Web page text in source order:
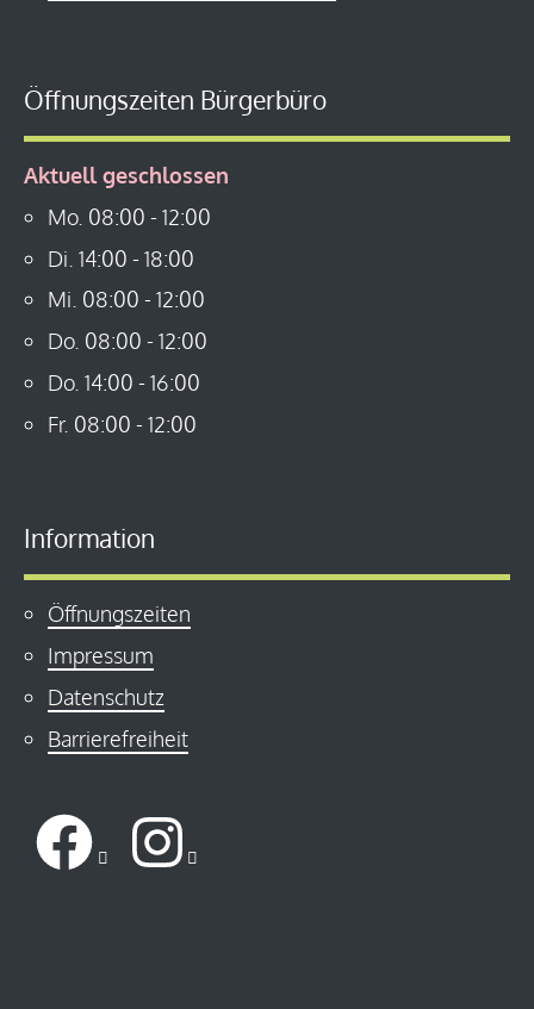
Öffnungszeiten Bürgerbüro
Aktuell geschlossen
Mo. 08:00 - 12:00
Di. 14:00 - 18:00
Mi. 08:00 - 12:00
Do. 08:00 - 12:00
Do. 14:00 - 16:00
Fr. 08:00 - 12:00
Information
Öffnungszeiten
Impressum
Datenschutz
Barrierefreiheit